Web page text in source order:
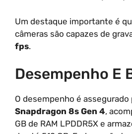
Um destaque importante é
câmeras são capazes de
fps.
Desempenho E
O desempenho é
Snapdragon 8s Gen 4,
GB de RAM LPDDR5X e